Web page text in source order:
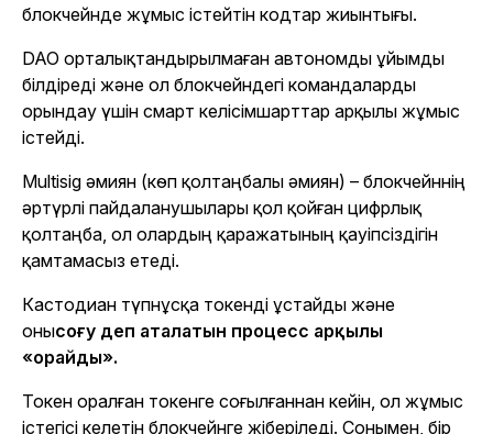
блокчейнде жұмыс істейтін кодтар жиынтығы.
DAO орталықтандырылмаған автономды ұйымды
білдіреді және ол блокчейндегі командаларды
орындау үшін смарт келісімшарттар арқылы жұмыс
істейді.
Multisig әмиян (көп қолтаңбалы әмиян) – блокчейннің
әртүрлі пайдаланушылары қол қойған цифрлық
қолтаңба, ол олардың қаражатының қауіпсіздігін
қамтамасыз етеді.
Кастодиан түпнұсқа токенді ұстайды және
онысоғу деп аталатын процесс арқылы
«орайды».
Токен оралған токенге соғылғаннан кейін, ол жұмыс
істегісі келетін блокчейнге жіберіледі. Сонымен, бір